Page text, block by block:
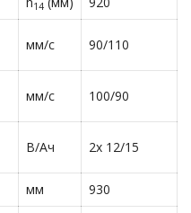
14
мм/с 90/110
мм/с 100/90
В/Ач 2х 12/15
мм
930